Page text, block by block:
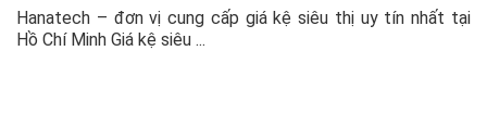
Hanatech – đơn vị cung cấp giá kệ siêu thị uy tín nhất tại
Hồ Chí Minh Giá kệ siêu ...